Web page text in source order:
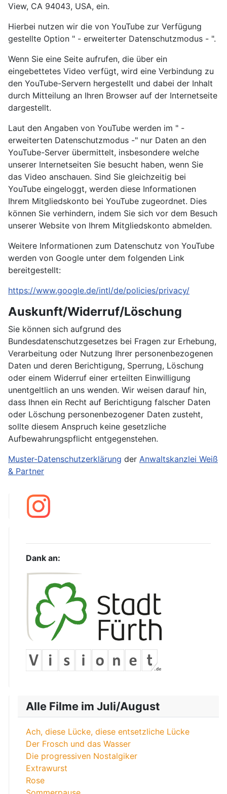
View, CA 94043, USA, ein.
Hierbei nutzen wir die von YouTube zur Verfügung
gestellte Option " - erweiterter Datenschutzmodus - ".
Wenn Sie eine Seite aufrufen, die über ein
eingebettetes Video verfügt, wird eine Verbindung zu
den YouTube-Servern hergestellt und dabei der Inhalt
durch Mitteilung an Ihren Browser auf der Internetseite
dargestellt.
Laut den Angaben von YouTube werden im " -
erweiterten Datenschutzmodus -" nur Daten an den
YouTube-Server übermittelt, insbesondere welche
unserer Internetseiten Sie besucht haben, wenn Sie
das Video anschauen. Sind Sie gleichzeitig bei
YouTube eingeloggt, werden diese Informationen
Ihrem Mitgliedskonto bei YouTube zugeordnet. Dies
können Sie verhindern, indem Sie sich vor dem Besuch
unserer Website von Ihrem Mitgliedskonto abmelden.
Weitere Informationen zum Datenschutz von YouTube
werden von Google unter dem folgenden Link
bereitgestellt:
https://www.google.de/intl/de/policies/privacy/
Auskunft/Widerruf/Löschung
Sie können sich aufgrund des
Bundesdatenschutzgesetzes bei Fragen zur Erhebung,
Verarbeitung oder Nutzung Ihrer personenbezogenen
Daten und deren Berichtigung, Sperrung, Löschung
oder einem Widerruf einer erteilten Einwilligung
unentgeltlich an uns wenden. Wir weisen darauf hin,
dass Ihnen ein Recht auf Berichtigung falscher Daten
oder Löschung personenbezogener Daten zusteht,
sollte diesem Anspruch keine gesetzliche
Aufbewahrungspflicht entgegenstehen.
Muster-Datenschutzerklärung der Anwaltskanzlei Weiß
& Partner
Dank an:
Alle Filme im Juli/August
Ach, diese Lücke, diese entsetzliche Lücke
Der Frosch und das Wasser
Die progressiven Nostalgiker
Extrawurst
Rose